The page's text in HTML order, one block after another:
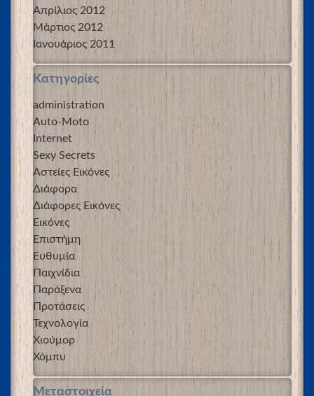
Απρίλιος 2012
Μάρτιος 2012
Ιανουάριος 2011
Kατηγορίες
administration
Auto-Moto
Internet
Sexy Secrets
Αστείες Εικόνες
Διάφορα
Διάφορες Εικόνες
Εικόνες
Επιστήμη
Ευθυμία
Παιχνίδια
Παράξενα
Προτάσεις
Τεχνολογία
Χιούμορ
Χόμπυ
Μεταστοιχεία